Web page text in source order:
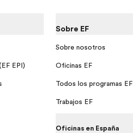
EPI)
Sobre EF
Sobre nosotros
Oficinas EF
Todos los programas EF
Trabajos EF
Oficinas en España